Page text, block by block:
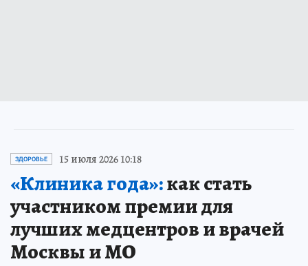
ЗДОРОВЬЕ 15 июля 2026 10:18
«Клиника года»:как стать
участником премии для
лучших медцентров и врачей
Москвы и МО